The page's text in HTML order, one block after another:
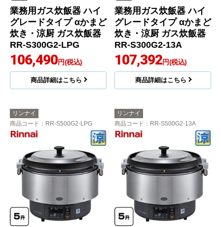
業務用ガス炊飯器 ハイ
グレードタイプ αかまど
炊き・涼厨 ガス炊飯器
RR-S300G2-LPG
106,490円(税込)
商品詳細はこちら
業務用ガス炊飯器 ハイ
グレードタイプ αかまど
炊き・涼厨 ガス炊飯器
RR-S300G2-13A
107,392円(税込)
商品詳細はこちら
リンナイ
商品コード ：RR-S500G2-LPG
リンナイ
商品コード ：RR-S500G2-13A